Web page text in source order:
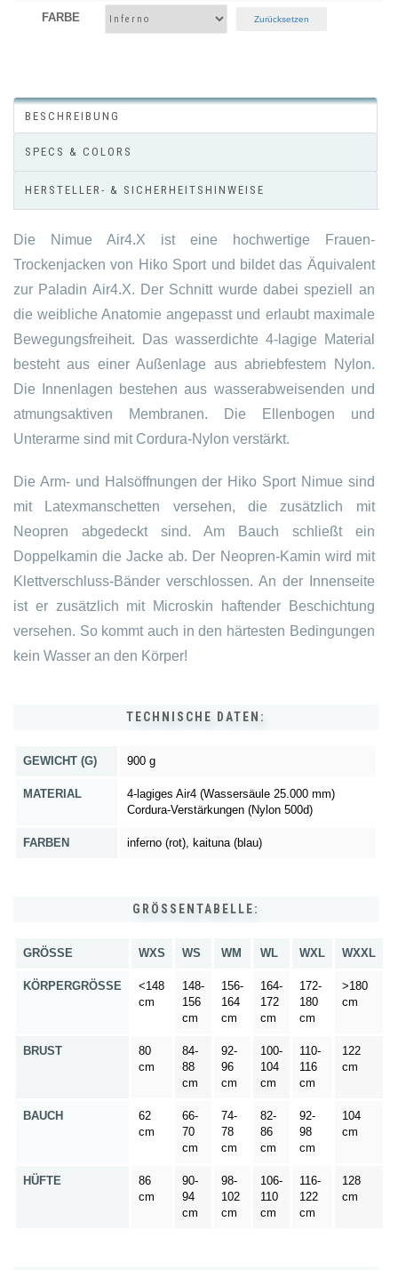
FARBE Zurücksetzen
BESCHREIBUNG
SPECS & COLORS
HERSTELLER- & SICHERHEITSHINWEISE
Die Nimue Air4.X ist eine hochwertige Frauen-
Trockenjacken von Hiko Sport und bildet das Äquivalent
zur Paladin Air4.X. Der Schnitt wurde dabei speziell an
die weibliche Anatomie angepasst und erlaubt maximale
Bewegungsfreiheit. Das wasserdichte 4-lagige Material
besteht aus einer Außenlage aus abriebfestem Nylon.
Die Innenlagen bestehen aus wasserabweisenden und
atmungsaktiven Membranen. Die Ellenbogen und
Unterarme sind mit Cordura-Nylon verstärkt.
Die Arm- und Halsöffnungen der Hiko Sport Nimue sind
mit Latexmanschetten versehen, die zusätzlich mit
Neopren abgedeckt sind. Am Bauch schließt ein
Doppelkamin die Jacke ab. Der Neopren-Kamin wird mit
Klettverschluss-Bänder verschlossen. An der Innenseite
ist er zusätzlich mit Microskin haftender Beschichtung
versehen. So kommt auch in den härtesten Bedingungen
kein Wasser an den Körper!
TECHNISCHE DATEN:
GEWICHT (G) 900 g
MATERIAL
4-lagiges Air4 (Wassersäule 25.000 mm)
Cordura-Verstärkungen (Nylon 500d)
FARBEN inferno (rot), kaituna (blau)
GRÖSSENTABELLE:
GRÖSSE WXS WS WM WL WXL WXXL
KÖRPERGRÖSSE
<148
cm
148-
156
cm
156-
164
cm
164-
172
cm
172-
180
cm
>180
cm
BRUST
80
cm
84-
88
cm
92-
96
cm
100-
104
cm
110-
116
cm
122
cm
BAUCH
62
cm
66-
70
cm
74-
78
cm
82-
86
cm
92-
98
cm
104
cm
HÜFTE
86
cm
90-
94
cm
98-
102
cm
106-
110
cm
116-
122
cm
128
cm